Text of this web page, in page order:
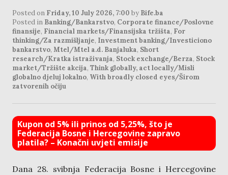
Posted on Friday, 10 July 2026, 7:00 by Bife.ba
Posted in Banking/Bankarstvo, Corporate finance/Poslovne
finansije, Financial markets/Finansijska tržišta, For
thinking/Za razmišljanje, Investment banking/Investiciono
bankarstvo, Mtel/Mtel a.d. Banjaluka, Short
research/Kratka istraživanja, Stock exchange/Berza, Stock
market/Tržište akcija, Think globally, act locally/Misli
globalno djeluj lokalno, With broadly closed eyes/Širom
zatvorenih očiju
Kupon od 5% ili prinos od 5,25%, što je
Federacija Bosne i Hercegovine zapravo
platila? – Konačni uvjeti emisije
Dana 28. svibnja Federacija Bosne i Hercegovine